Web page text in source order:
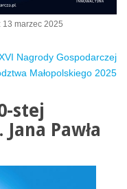
marzec 2025
Nagrody Gospodarczej
Małopolskiego 2025
stej
Pawła